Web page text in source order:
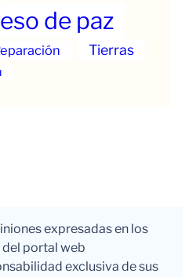
de paz
Tierras
expresadas en los
portal web
exclusiva de sus